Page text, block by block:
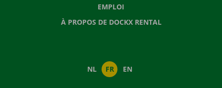
EMPLOI
À PROPOS DE DOCKX RENTAL
NL FR EN